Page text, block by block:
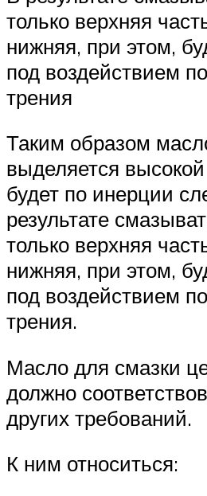
только верхняя
нижняя, при этом,
под воздействием
трения
Таким образом
выделяется высокой
будет по инерции
результате
только верхняя
нижняя, при этом,
под воздействием
трения.
Масло для смазки
должно
других требований.
К ним относиться: